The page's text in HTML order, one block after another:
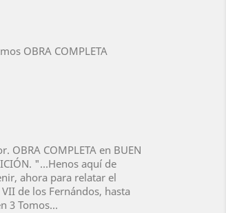
OBRA COMPLETA
COMPLETA en BUEN
"...Henos aquí de
ahora para relatar el
de los Fernándos, hasta
3 Tomos...